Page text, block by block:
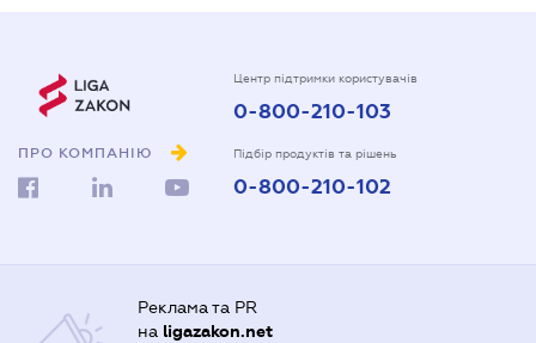
ПРО КОМПАНІЮ
Центр підтримки користувачів
0-800-210-103
Підбір продуктів та рішень
0-800-210-102
Реклама та PR
на ligazakon.net